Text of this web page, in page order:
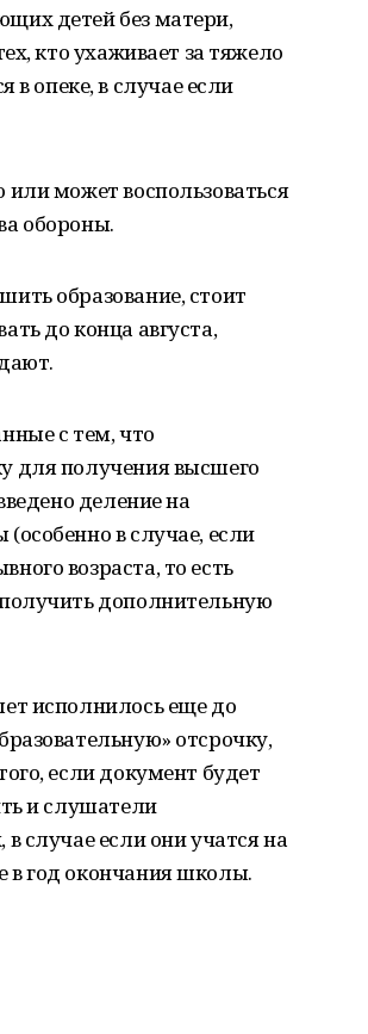
детей без матери,
кто ухаживает за тяжело
опеке, в случае если
может воспользоваться
обороны.
образование, стоит
до конца августа,
с тем, что
для получения высшего
деление на
в случае, если
возраста, то есть
дополнительную
исполнилось еще до
отсрочку,
если документ будет
и слушатели
случае если они учатся на
в год окончания школы.